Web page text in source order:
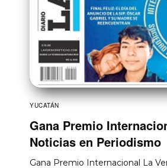
YUCATÁN
Gana Premio
Noticias en Periodismo
Gana Premio Internacional La